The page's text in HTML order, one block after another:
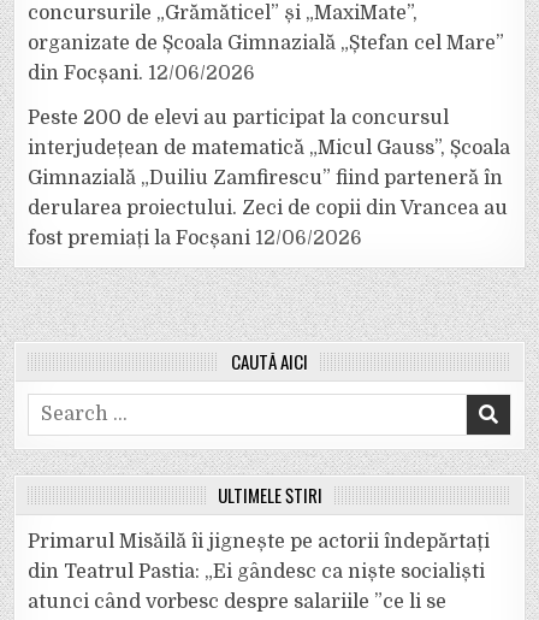
concursurile „Grămăticel” și „MaxiMate”,
organizate de Școala Gimnazială „Ștefan cel Mare”
din Focșani. 12/06/2026
Peste 200 de elevi au participat la concursul
interjudețean de matematică „Micul Gauss”, Școala
Gimnazială „Duiliu Zamfirescu” fiind parteneră în
derularea proiectului. Zeci de copii din Vrancea au
fost premiați la Focșani 12/06/2026
CAUTĂ AICI
Search
for:
ULTIMELE ȘTIRI
Primarul Misăilă îi jignește pe actorii îndepărtați
din Teatrul Pastia: „Ei gândesc ca niște socialiști
atunci când vorbesc despre salariile ”ce li se